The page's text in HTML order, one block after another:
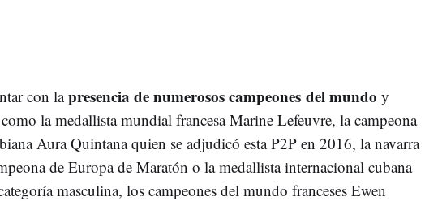
con lapresencia de numerosos campeones del mundo y
la medallista mundial francesa Marine Lefeuvre, la campeona
Aura Quintana quien se adjudicó esta P2P en 2016, la navarra
de Europa de Maratón o la medallista internacional cubana
masculina, los campeones del mundo franceses Ewen